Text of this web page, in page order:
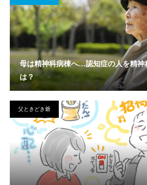
母は精神科病棟へ…認知症の人を精神
は？
父ときどき爺